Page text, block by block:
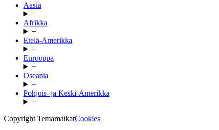
Aasia
+
Afrikka
+
Etelä-Amerikka
+
Eurooppa
+
Oseania
+
Pohjois- ja Keski-Amerikka
+
Copyright TemamatkatCookies